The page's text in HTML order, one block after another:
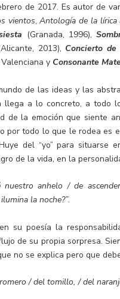
de 2017. Es autor de
vientos,Antología de la lírica
(Granada, 1996),
2013), Concierto de
y Consonante
de las ideas y las
llega a lo concreto, a todo
de la emoción que siente
por todo lo que le rodea es
del “yo” para situarse
de la vida, en la
nuestro anhelo / de
la noche?”.
su poesía la
de su propia sorpresa.
no se explica pero que
/ del tomillo, / del